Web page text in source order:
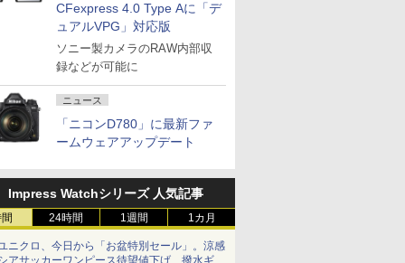
CFexpress 4.0 Type Aに「デ
ュアルVPG」対応版
ソニー製カメラのRAW内部収
録などが可能に
ニュース
「ニコンD780」に最新ファ
ームウェアアップデート
Impress Watchシリーズ 人気記事
24時間 1週間 1カ月
ニクロ、今日から「お盆特別セール」。涼感
アサッカーワンピース待望値下げ、撥水ギア